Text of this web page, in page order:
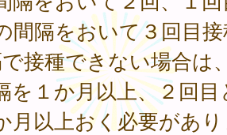
間隔をおいて３回目
接種できない場合は
を１か月以上、２回
月以上おく必要があ